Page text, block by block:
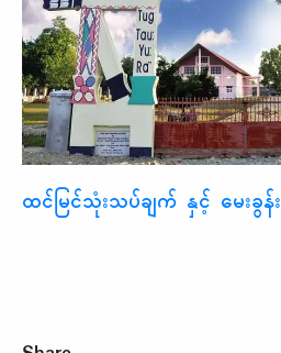
ထင်မြင်သုံးသပ်ချက် နှင့် မေးခွန်း